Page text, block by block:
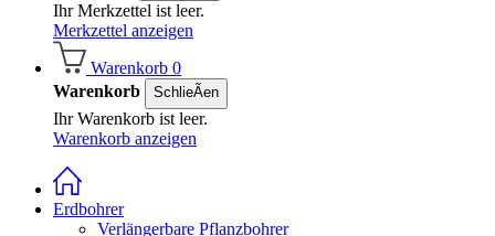
Ihr Merkzettel ist leer.
Merkzettel anzeigen
Warenkorb 0
Warenkorb
SchlieÃen
Ihr Warenkorb ist leer.
Warenkorb anzeigen
Erdbohrer
Verlängerbare Pflanzbohrer